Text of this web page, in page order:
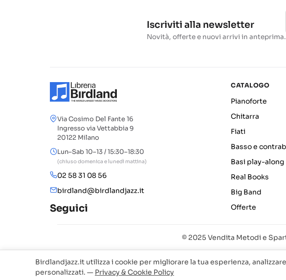
Iscriviti alla newsletter
Novità, offerte e nuovi arrivi in anteprima.
Via Cosimo Del Fante 16
Ingresso via Vettabbia 9
20122 Milano
Lun–Sab 10–13 / 15:30–18:30
(chiuso domenica e lunedì mattina)
02 58 31 08 56
birdland@birdlandjazz.it
Seguici
CATALOGO
Pianoforte
Chitarra
Fiati
Basso e
Basi play-along
Real Books
Big Band
Offerte
© 2025 Vendita Metodi e
Birdlandjazz.it utilizza i cookie per migliorare la tua esperienza,
personalizzati. — Privacy & Cookie Policy